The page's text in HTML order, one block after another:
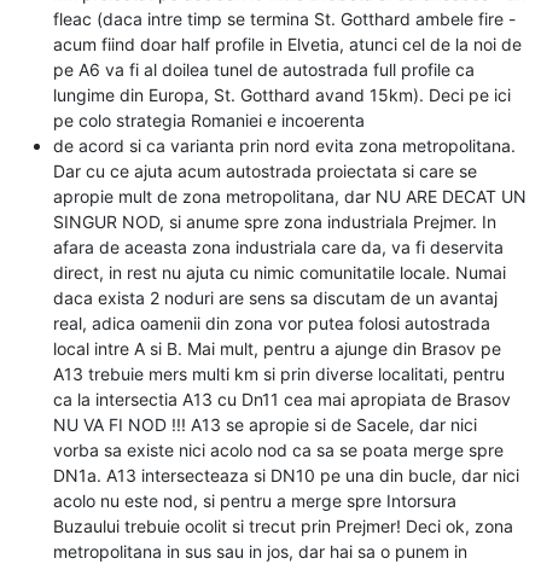
fleac (daca intre timp se termina St. Gotthard ambele fire -
acum fiind doar half profile in Elvetia, atunci cel de la noi de
pe A6 va fi al doilea tunel de autostrada full profile ca
lungime din Europa, St. Gotthard avand 15km). Deci pe ici
pe colo strategia Romaniei e incoerenta
de acord si ca varianta prin nord evita zona metropolitana.
Dar cu ce ajuta acum autostrada proiectata si care se
apropie mult de zona metropolitana, dar NU ARE DECAT UN
SINGUR NOD, si anume spre zona industriala Prejmer. In
afara de aceasta zona industriala care da, va fi deservita
direct, in rest nu ajuta cu nimic comunitatile locale. Numai
daca exista 2 noduri are sens sa discutam de un avantaj
real, adica oamenii din zona vor putea folosi autostrada
local intre A si B. Mai mult, pentru a ajunge din Brasov pe
A13 trebuie mers multi km si prin diverse localitati, pentru
ca la intersectia A13 cu Dn11 cea mai apropiata de Brasov
NU VA FI NOD !!! A13 se apropie si de Sacele, dar nici
vorba sa existe nici acolo nod ca sa se poata merge spre
DN1a. A13 intersecteaza si DN10 pe una din bucle, dar nici
acolo nu este nod, si pentru a merge spre Intorsura
Buzaului trebuie ocolit si trecut prin Prejmer! Deci ok, zona
metropolitana in sus sau in jos, dar hai sa o punem in